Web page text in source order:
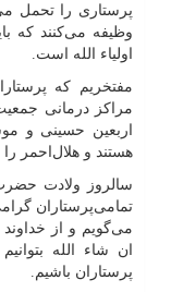
پرستاری را تحمل
وظیفه می‌کنند که
اولیاء الله است.
مفتخریم که
مراکز درمانی
اربعین حسینی و
هستند و هلال‌احمر را
سالروز ولادت
تمامی‌پرستاران
می‌گویم و از
ان شاء الله
پرستاران باشیم.